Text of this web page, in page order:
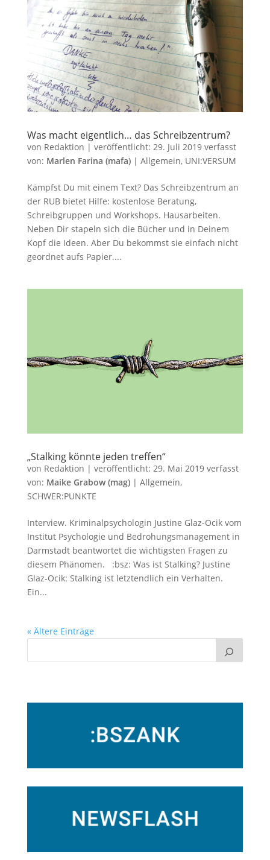
Was macht eigentlich… das Schreibzentrum?
von Redaktion | veröffentlicht: 29. Juli 2019verfasst
von: Marlen Farina (mafa)| Allgemein, UNI:VERSUM
Kämpfst Du mit einem Text? Das Schreibzentrum an
der RUB bietet Hilfe: kostenlose Beratung,
Schreibgruppen und Workshops. Hausarbeiten.
Neben Dir stapeln sich die Bücher und in Deinem
Kopf die Ideen. Aber Du bekommst sie einfach nicht
geordnet aufs Papier....
„Stalking könnte jeden treffen“
von Redaktion | veröffentlicht: 29. Mai 2019verfasst
von: Maike Grabow (mag)| Allgemein,
SCHWER:PUNKTE
Interview. Kriminalpsychologin Justine Glaz-Ocik vom
Institut Psychologie und Bedrohungsmanagement in
Darmstadt beantwortet die wichtigsten Fragen zu
diesem Phänomen. :bsz: Was ist Stalking? Justine
Glaz-Ocik: Stalking ist letztendlich ein Verhalten.
Ein...
« Ältere Einträge